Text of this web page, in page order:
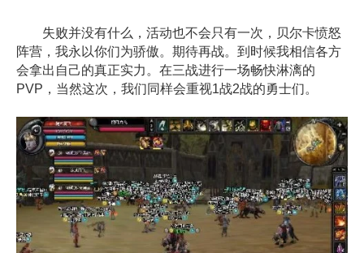
失败并没有什么，活动也不会只有一次，贝尔卡愤怒
阵营，我永以你们为骄傲。期待再战。到时候我相信各方
会拿出自己的真正实力。在三战进行一场畅快淋漓的
PVP，当然这次，我们同样会重视1战2战的勇士们。